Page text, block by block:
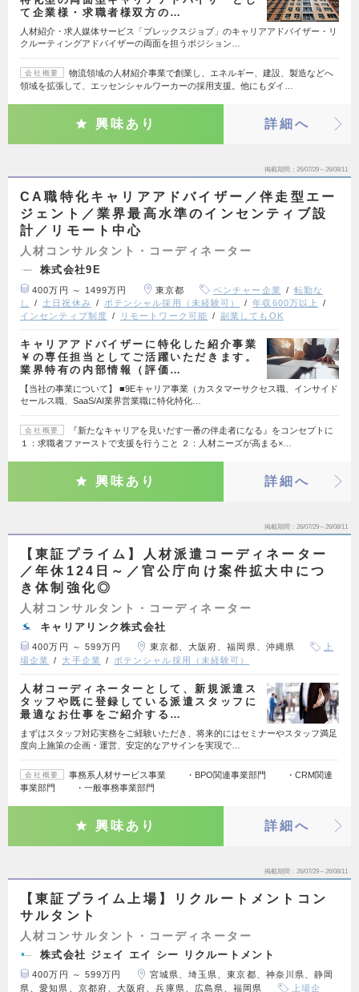
て企業様・求職者様双方の…
人材紹介・求人媒体サービス「プレックスジョブ」のキャリアアドバイザー・リ
クルーティングアドバイザーの両面を担うポジション…
会社概要
物流領域の人材紹介事業で創業し、エネルギー、建設、製造などへ
領域を拡張して、エッセンシャルワーカーの採用支援。他にもダイ…
興味あり 詳細へ
掲載期間 26/07/29～26/08/11
CA職特化キャリアアドバイザー／伴走型エー
ジェント／業界最高水準のインセンティブ設
計／リモート中心
人材コンサルタント・コーディネーター
株式会社9E
400万円 ～ 1499万円 東京都 ベンチャー企業
転勤な
し
土日祝休み ポテンシャル採用（未経験可）
年収600万以上
インセンティブ制度
リモートワーク可能 副業してもOK
キャリアアドバイザーに特化した紹介事業
￥の専任担当としてご活躍いただきます。
業界特有の内部情報（評価…
【当社の事業について】 ■9Eキャリア事業（カスタマーサクセス職、インサイド
セールス職、SaaS/AI業界営業職に特化特化…
会社概要
『新たなキャリアを見いだす一番の伴走者になる』をコンセプトに
１：求職者ファーストで支援を行うこと ２：人材ニーズが高まる×…
興味あり 詳細へ
掲載期間 26/07/29～26/08/11
【東証プライム】人材派遣コーディネーター
／年休124日～／官公庁向け案件拡大中につ
き体制強化◎
人材コンサルタント・コーディネーター
キャリアリンク株式会社
400万円 ～ 599万円 東京都、大阪府、福岡県、沖縄県
上
場企業
大手企業 ポテンシャル採用（未経験可）
人材コーディネーターとして、新規派遣ス
タッフや既に登録している派遣スタッフに
最適なお仕事をご紹介する…
まずはスタッフ対応実務をご経験いただき、将来的にはセミナーやスタッフ満足
度向上施策の企画・運営、安定的なアサインを実現で…
会社概要
事務系人材サービス事業 ・BPO関連事業部門 ・CRM関連
事業部門 ・一般事務事業部門
興味あり 詳細へ
掲載期間 26/07/29～26/08/11
【東証プライム上場】リクルートメントコン
サルタント
人材コンサルタント・コーディネーター
株式会社 ジェイ エイ シー リクルートメント
400万円 ～ 599万円
宮城県、埼玉県、東京都、神奈川県、静岡
県、愛知県、京都府、大阪府、兵庫県、広島県、福岡県
上場企